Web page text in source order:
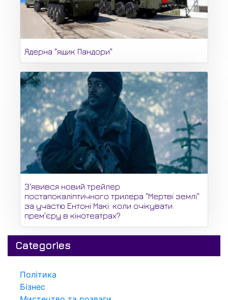
Ядерна "ящик Пандори"
З'явився новий трейлер
постапокаліптичного трилера "Мертві землі"
за участю Ентоні Макі: коли очікувати
прем'єру в кінотеатрах?
Categories
Політика
Бізнес